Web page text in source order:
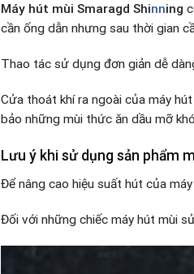
Máy hút mùi Smaragd Shinning
cần ống dẫn nhưng sau thời gian
Thao tác sử dụng đơn giản dễ
Cửa thoát khí ra ngoài của máy
bảo những mùi thức ăn dầu mỡ
Lưu ý khi sử dụng sản phẩm
Để nâng cao hiệu suất hút của
Đối với những chiếc máy hút mùi